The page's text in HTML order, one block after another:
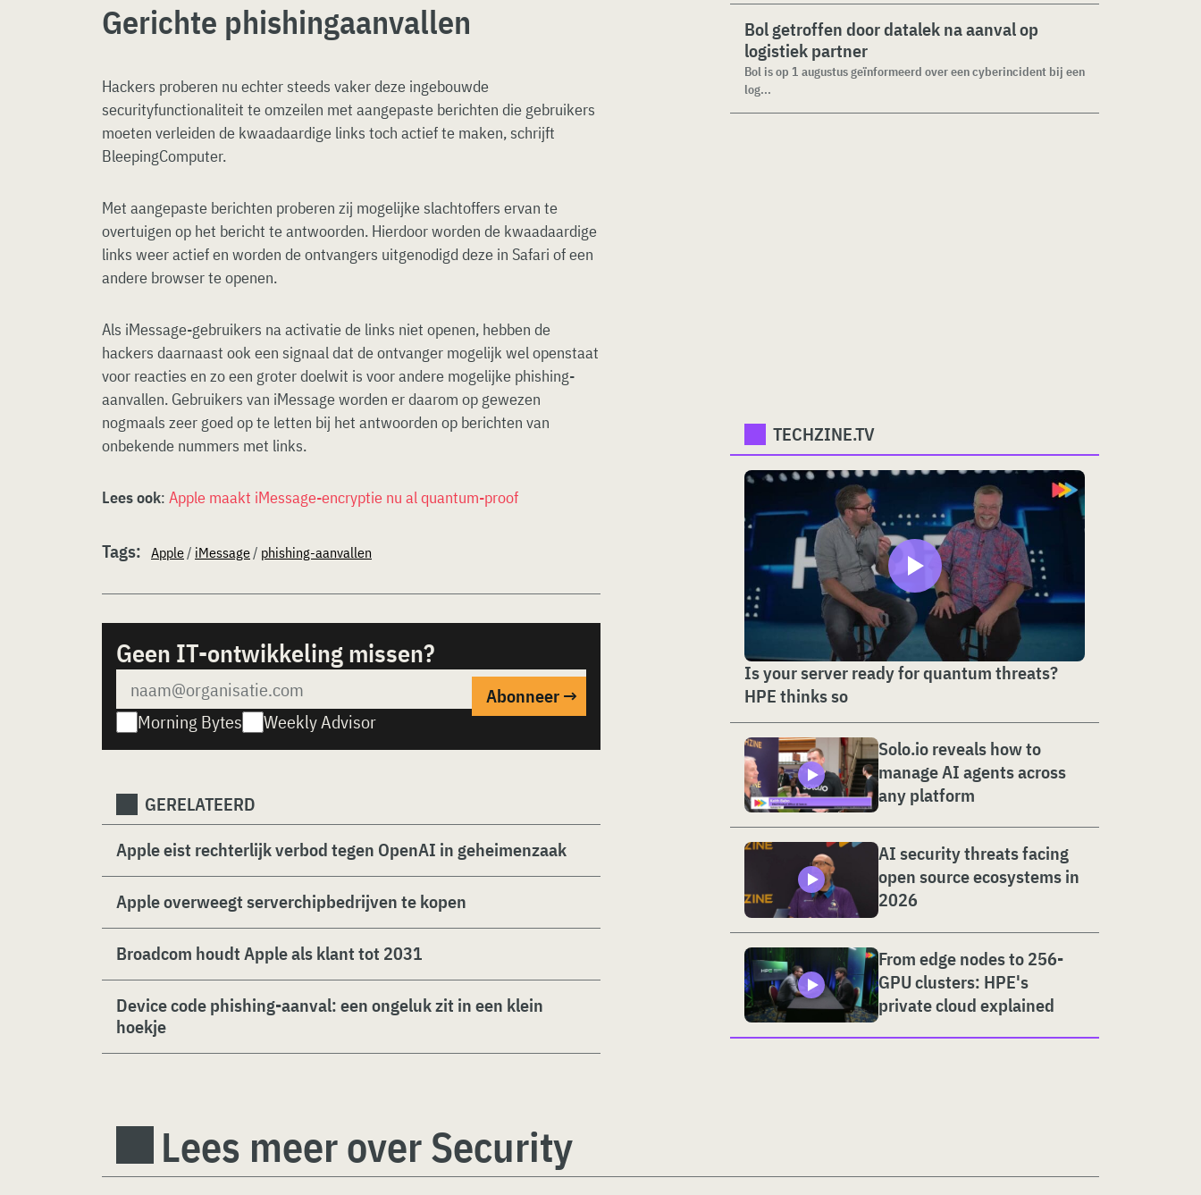
Gerichte phishingaanvallen
Hackers proberen nu echter steeds vaker deze ingebouwde
securityfunctionaliteit te omzeilen met aangepaste berichten die gebruikers
moeten verleiden de kwaadaardige links toch actief te maken, schrijft
BleepingComputer.
Met aangepaste berichten proberen zij mogelijke slachtoffers ervan te
overtuigen op het bericht te antwoorden. Hierdoor worden de kwaadaardige
links weer actief en worden de ontvangers uitgenodigd deze in Safari of een
andere browser te openen.
Als iMessage-gebruikers na activatie de links niet openen, hebben de
hackers daarnaast ook een signaal dat de ontvanger mogelijk wel openstaat
voor reacties en zo een groter doelwit is voor andere mogelijke phishing-
aanvallen. Gebruikers van iMessage worden er daarom op gewezen
nogmaals zeer goed op te letten bij het antwoorden op berichten van
onbekende nummers met links.
Lees ook: Apple maakt iMessage-encryptie nu al quantum-proof
Tags: Apple/ iMessage/ phishing-aanvallen
Geen IT-ontwikkeling missen?
Morning Bytes Weekly Advisor
GERELATEERD
Apple eist rechterlijk verbod tegen OpenAI in geheimenzaak
Apple overweegt serverchipbedrijven te kopen
Broadcom houdt Apple als klant tot 2031
Device code phishing-aanval: een ongeluk zit in een klein
hoekje
Bol getroffen door datalek na aanval op
logistiek partner
Bol is op 1 augustus geïnformeerd over een cyberincident bij een
log...
TECHZINE.TV
Is your server ready for quantum threats?
HPE thinks so
Solo.io reveals how to
manage AI agents across
any platform
AI security threats facing
open source ecosystems in
2026
From edge nodes to 256-
GPU clusters: HPE's
private cloud explained
Lees meer over Security